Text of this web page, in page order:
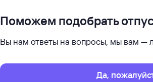
Поможем подобрать
Вы нам ответы на вопросы, мы вам —
Да,